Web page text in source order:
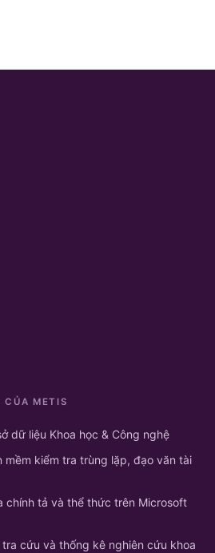
CỦA METIS
dữ liệu Khoa học & Công nghệ
mềm kiểm tra trùng lặp, đạo văn tài
chính tả và thể thức trên Microsoft
cứu và thống kê nghiên cứu khoa